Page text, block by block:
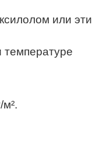
или